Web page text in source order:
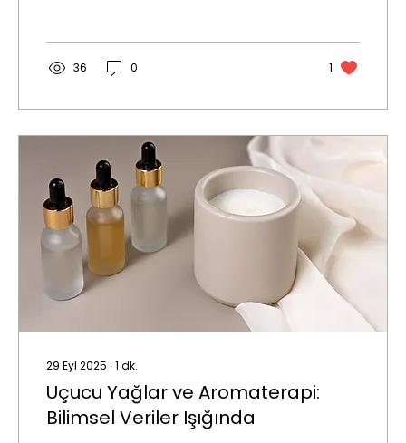
36 0 1
29 Eyl 2025 ∙1 dk.
Uçucu Yağlar ve Aromaterapi:
Bilimsel Veriler Işığında